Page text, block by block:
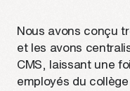
Nous avons conçu
et les avons
CMS, laissant une
employés du